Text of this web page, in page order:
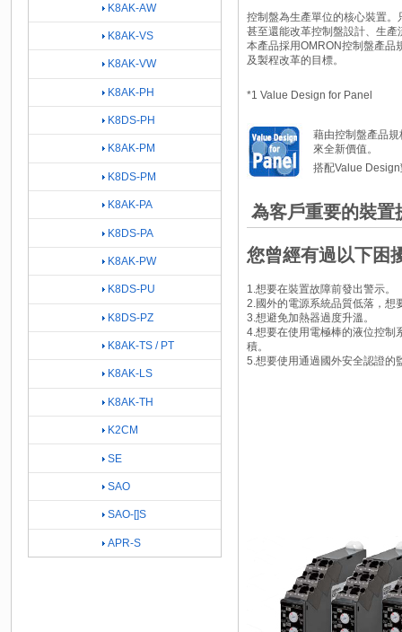
控制盤為生產單位的核心裝置
甚至還能改革控制盤設計、生
本產品採用OMRON控制盤產品
及製程改革的目標。
*1 Value Design for Panel
藉由控制盤產品
來全新價值。
搭配Value
為客戶重要的裝置
您曾經有過以下困
1.想要在裝置故障前發出警示。
2.國外的電源系統品質低落，想
3.想避免加熱器過度升溫。
4.想要在使用電極棒的液位控制
積。
5.想要使用通過國外安全認證的
K8AK-AW
K8AK-VS
K8AK-VW
K8AK-PH
K8DS-PH
K8AK-PM
K8DS-PM
K8AK-PA
K8DS-PA
K8AK-PW
K8DS-PU
K8DS-PZ
K8AK-TS / PT
K8AK-LS
K8AK-TH
K2CM
SE
SAO
SAO-[]S
APR-S